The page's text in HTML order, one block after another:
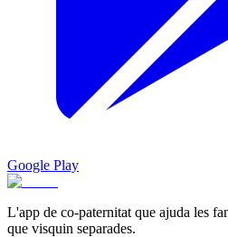
Google Play
L'app de co-paternitat que ajuda les
que visquin separades.